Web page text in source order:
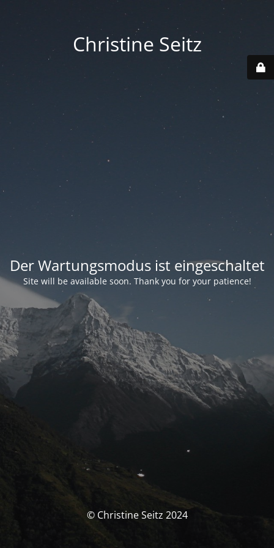
Christine Seitz
Der Wartungsmodus ist eingeschaltet
Site will be available soon. Thank you for your patience!
© Christine Seitz 2024